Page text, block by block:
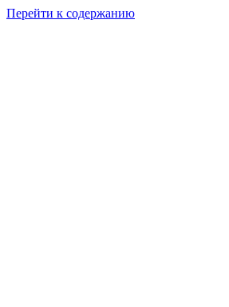
Перейти к содержанию